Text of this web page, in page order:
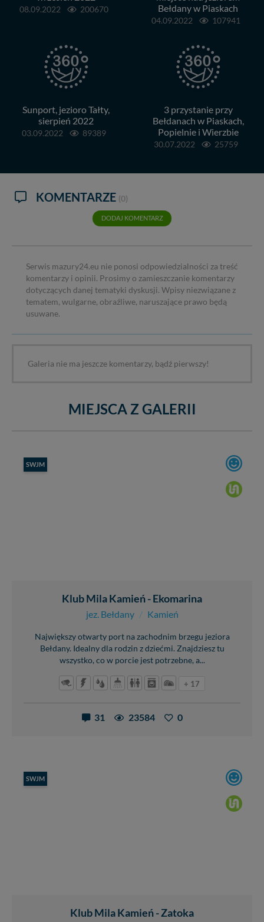
08.09.2022 200670
Bełdany w Piaskach
04.09.2022 107941
Sunport, jezioro Tałty,
sierpień 2022
03.09.2022 89389
3 przystanie przy
Bełdanach w Piaskach,
Popielnie i Wierzbie
30.07.2022 25759
KOMENTARZE (0)
DODAJ KOMENTARZ
Serwis mazury24.eu nie ponosi odpowiedzialności za treść
komentarzy i opinii. Prosimy o zamieszczanie komentarzy
dotyczących danej tematyki dyskusji. Wpisy niezwiązane z
tematem, wulgarne, obraźliwe, naruszające prawo będą
usuwane.
Galeria nie ma jeszcze komentarzy, bądź pierwszy!
MIEJSCA Z GALERII
SWJM
Klub Mila Kamień - Ekomarina
jez. Bełdany / Kamień
Największy otwarty port na zachodnim brzegu jeziora
Bełdany. Idealny dla rodzin z dziećmi. Znajdziesz tu
wszystko, co w porcie jest potrzebne, a...
+ 17
31 23584 0
SWJM
Klub Mila Kamień - Zatoka